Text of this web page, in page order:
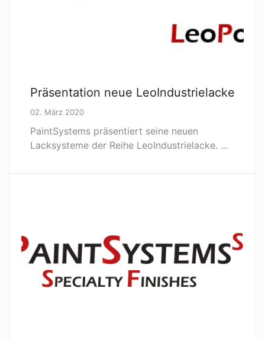
Präsentation neue LeoIndustrielacke
02. März 2020
PaintSystems präsentiert seine neuen
Lacksysteme der Reihe LeoIndustrielacke. ...